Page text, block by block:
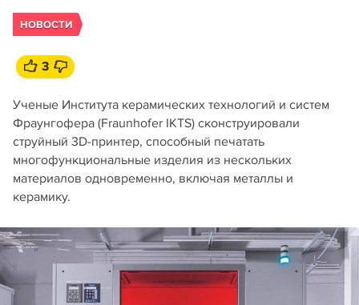
НОВОСТИ
3
Ученые Института керамических технологий и систем
Фраунгофера (Fraunhofer IKTS) сконструировали
струйный 3D-принтер, способный печатать
многофункциональные изделия из нескольких
материалов одновременно, включая металлы и
керамику.